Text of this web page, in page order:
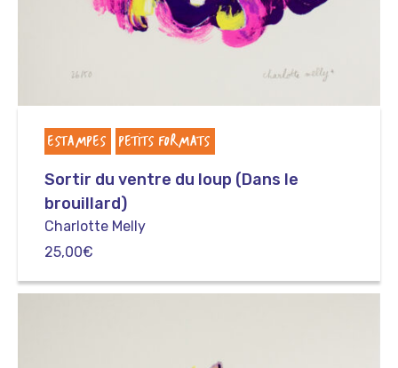
ESTAMPES PETITS FORMATS
Sortir du ventre du loup (Dans le
brouillard)
Charlotte Melly
25,00€